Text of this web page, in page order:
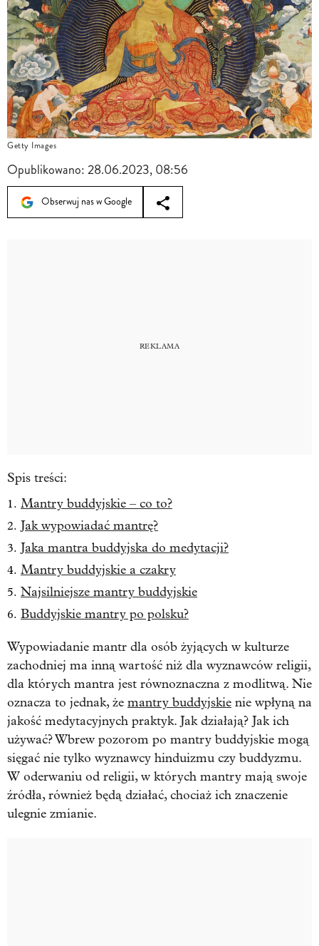
Getty Images
Opublikowano:28.06.2023, 08:56
Obserwuj nas w Google
Spis treści:
Mantry buddyjskie – co to?
Jak wypowiadać mantrę?
Jaka mantra buddyjska do medytacji?
Mantry buddyjskie a czakry
Najsilniejsze mantry buddyjskie
Buddyjskie mantry po polsku?
Wypowiadanie mantr dla osób żyjących w kulturze
zachodniej ma inną wartość niż dla wyznawców religii,
dla których mantra jest równoznaczna z modlitwą. Nie
oznacza to jednak, że mantry buddyjskie nie wpłyną na
jakość medytacyjnych praktyk. Jak działają? Jak ich
używać? Wbrew pozorom po mantry buddyjskie mogą
sięgać nie tylko wyznawcy hinduizmu czy buddyzmu.
W oderwaniu od religii, w których mantry mają swoje
źródła, również będą działać, chociaż ich znaczenie
ulegnie zmianie.